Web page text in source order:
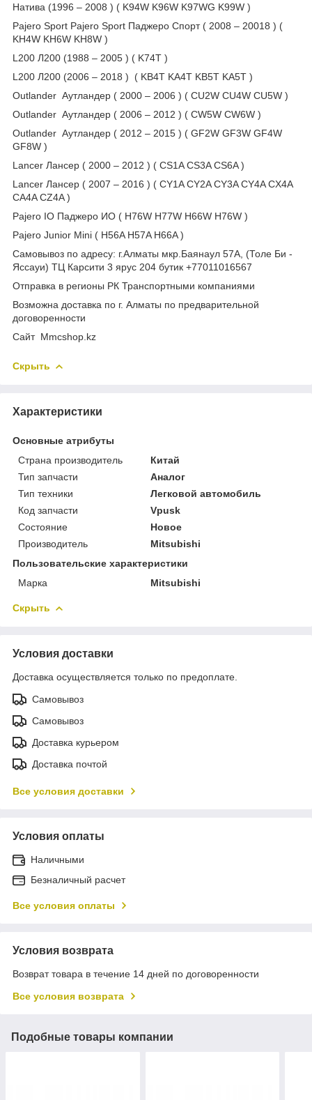
Натива (1996 – 2008 ) ( K94W K96W K97WG K99W )
Pajero Sport Pajero Sport Паджеро Спорт ( 2008 – 20018 ) (
KH4W KH6W KH8W )
L200 Л200 (1988 – 2005 ) ( K74T )
L200 Л200 (2006 – 2018 ) ( KB4T KA4T KB5T KA5T )
Outlander Аутландер ( 2000 – 2006 ) ( CU2W CU4W CU5W )
Outlander Аутландер ( 2006 – 2012 ) ( CW5W CW6W )
Outlander Аутландер ( 2012 – 2015 ) ( GF2W GF3W GF4W
GF8W )
Lancer Лансер ( 2000 – 2012 ) ( CS1A CS3A CS6A )
Lancer Лансер ( 2007 – 2016 ) ( CY1A CY2A CY3A CY4A CX4A
CA4A CZ4A )
Pajero IO Паджеро ИО ( H76W H77W H66W H76W )
Pajero Junior Mini ( H56A H57A H66A )
Самовывоз по адресу: г.Алматы мкр.Баянаул 57А, (Толе Би -
Яссауи) ТЦ Карсити 3 ярус 204 бутик +77011016567
Отправка в регионы РК Транспортными компаниями
Возможна доставка по г. Алматы по предварительной
договоренности
Cайт Mmcshop.kz
Скрыть
Характеристики
Основные атрибуты
Страна производитель
Китай
Тип запчасти
Аналог
Тип техники
Легковой автомобиль
Код запчасти
Vpusk
Состояние
Новое
Производитель
Mitsubishi
Пользовательские характеристики
Марка
Mitsubishi
Скрыть
Условия доставки
Доставка осуществляется только по предоплате.
Самовывоз
Самовывоз
Доставка курьером
Доставка почтой
Все условия доставки
Условия оплаты
Наличными
Безналичный расчет
Все условия оплаты
Условия возврата
Возврат товара в течение 14 дней по договоренности
Все условия возврата
Подобные товары компании